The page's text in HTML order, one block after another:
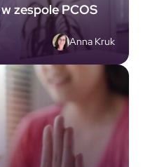
zespole PCOS
Anna Kruk